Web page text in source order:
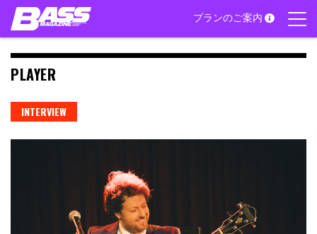
Skip
content
プランのご案内
PLAYER
INTERVIEW